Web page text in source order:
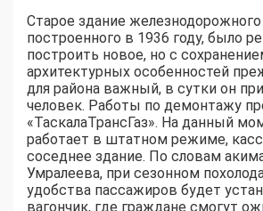
Старое здание железнодорожного
построенного в 1936 году, было
построить новое, но с
архитектурных особенностей
для района важный, в сутки он
человек. Работы по демонтажу
«ТаскалаТрансГаз». На данный
работает в штатном режиме,
соседнее здание. По словам
Умралеева, при сезонном
удобства пассажиров будет
вагончик, где граждане смогут